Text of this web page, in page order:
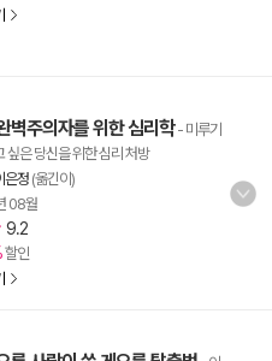
벽주의자를 위한 심리학- 미루기
싶은 당신을 위한 심리 처방
은정 (옮긴이)
08월
9.2
할인